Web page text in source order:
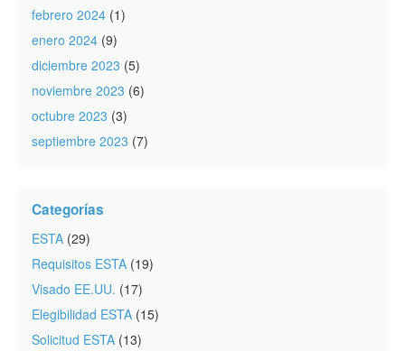
febrero 2024 (1)
enero 2024 (9)
diciembre 2023 (5)
noviembre 2023 (6)
octubre 2023 (3)
septiembre 2023 (7)
Categorías
ESTA (29)
Requisitos ESTA (19)
Visado EE.UU. (17)
Elegibilidad ESTA (15)
Solicitud ESTA (13)